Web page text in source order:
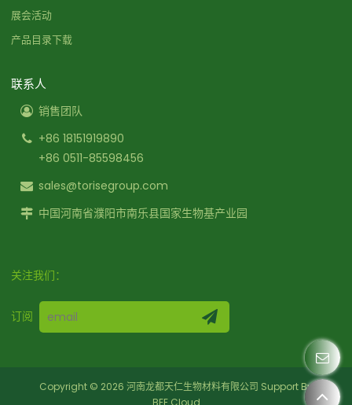
展会活动
产品目录下载
联系人
销售团队
+86 18151919890
+86 0511-85598456
sales@torisegroup.com
中国河南省濮阳市南乐县国家生物基产业园
关注我们：
订阅
Copyright © 2026 河南龙都天仁生物材料有限公司 Support By